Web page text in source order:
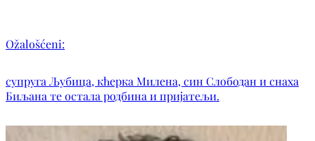
Ožalošćeni:
супруга Љубица, кћерка Милена, син Слободан и снаха
Биљана те остала родбина и пријатељи.